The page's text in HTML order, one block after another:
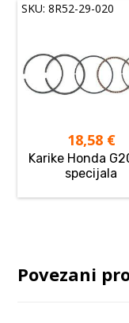
SKU: 8R52-29-020
18,58 €
Karike Honda
specijala
Povezani